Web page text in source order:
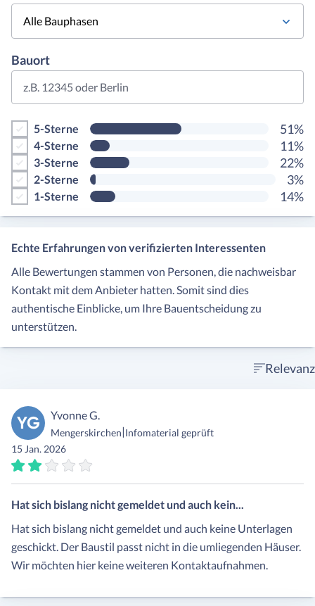
Alle Bauphasen
Bauort
z.B. 12345 oder Berlin
5-Sterne 51%
4-Sterne 11%
3-Sterne 22%
2-Sterne 3%
1-Sterne 14%
Echte Erfahrungen von verifizierten Interessenten
Alle Bewertungen stammen von Personen, die nachweisbar
Kontakt mit dem Anbieter hatten. Somit sind dies
authentische Einblicke, um Ihre Bauentscheidung zu
unterstützen.
Relevanz
YG Yvonne G.
Mengerskirchen|Infomaterial geprüft
15 Jan. 2026
Hat sich bislang nicht gemeldet und auch kein...
Hat sich bislang nicht gemeldet und auch keine Unterlagen
geschickt. Der Baustil passt nicht in die umliegenden Häuser.
Wir möchten hier keine weiteren Kontaktaufnahmen.